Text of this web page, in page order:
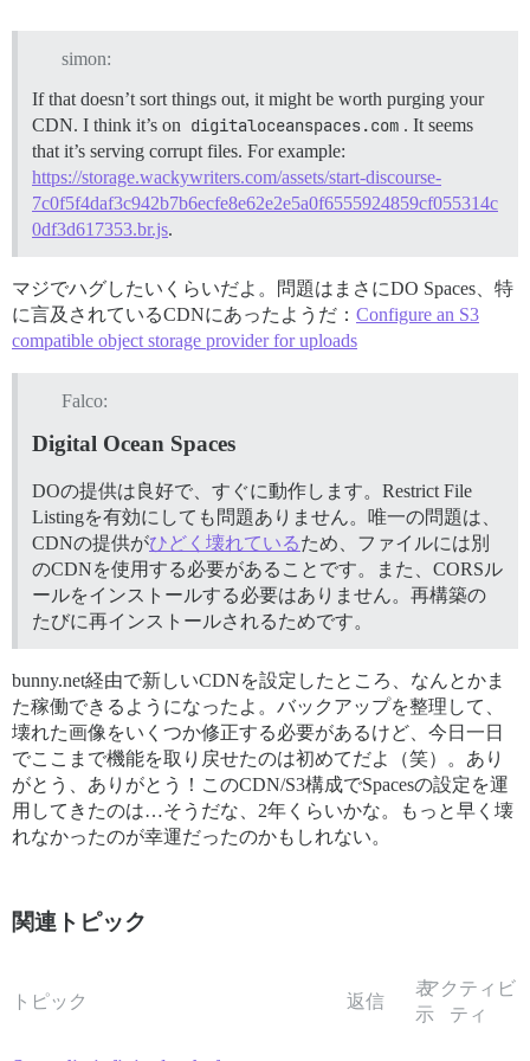
simon:
If that doesn’t sort things out, it might be worth purging your
CDN. I think it’s on digitaloceanspaces.com . It seems
that it’s serving corrupt files. For example:
https://storage.wackywriters.com/assets/start-discourse-
7c0f5f4daf3c942b7b6ecfe8e62e2e5a0f6555924859cf055314c
0df3d617353.br.js.
マジでハグしたいくらいだよ。問題はまさにDO Spaces、特
に言及されているCDNにあったようだ： Configure an S3
compatible object storage provider for uploads
Falco:
Digital Ocean Spaces
DOの提供は良好で、すぐに動作します。Restrict File
Listingを有効にしても問題ありません。唯一の問題は、
CDNの提供がひどく壊れているため、ファイルには別
のCDNを使用する必要があることです。また、CORSル
ールをインストールする必要はありません。再構築の
たびに再インストールされるためです。
bunny.net経由で新しいCDNを設定したところ、なんとかま
た稼働できるようになったよ。バックアップを整理して、
壊れた画像をいくつか修正する必要があるけど、今日一日
でここまで機能を取り戻せたのは初めてだよ（笑）。あり
がとう、ありがとう！このCDN/S3構成でSpacesの設定を運
用してきたのは…そうだな、2年くらいかな。もっと早く壊
れなかったのが幸運だったのかもしれない。
関連トピック
トピック 返信
表
示
アクティビ
ティ